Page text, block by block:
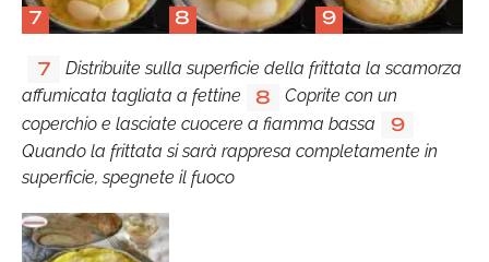
7 8 9
7
Distribuite sulla superficie della frittata la scamorza
affumicata tagliata a fettine
8
Coprite con un
coperchio e lasciate cuocere a fiamma bassa
9
Quando la frittata si sarà rappresa completamente in
superficie, spegnete il fuoco